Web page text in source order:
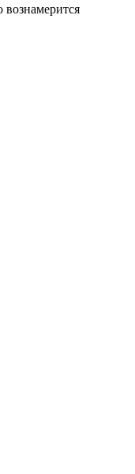
вознамерится